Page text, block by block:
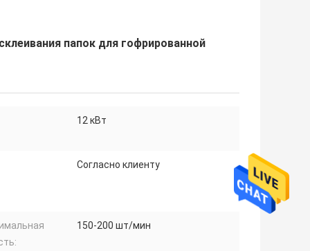
папок для гофрированной
12 кВт
Согласно клиенту
150-200 шт/мин